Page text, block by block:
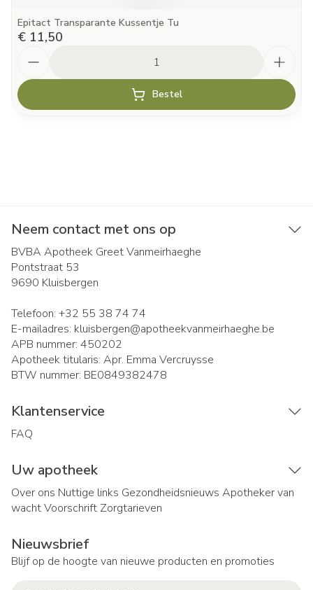
Epitact Transparante Kussentje Tu
€ 11,50
Bestel
Neem contact met ons op
BVBA Apotheek Greet Vanmeirhaeghe
Pontstraat 53
9690 Kluisbergen
Telefoon: +32 55 38 74 74
E-mailadres: kluisbergen@apotheekvanmeirhaeghe.be
APB nummer: 450202
Apotheek titularis: Apr. Emma Vercruysse
BTW nummer: BE0849382478
Klantenservice
FAQ
Uw apotheek
Over ons Nuttige links Gezondheidsnieuws Apotheker van
wachtVoorschrift Zorgtarieven
Nieuwsbrief
Blijf op de hoogte van nieuwe producten en promoties